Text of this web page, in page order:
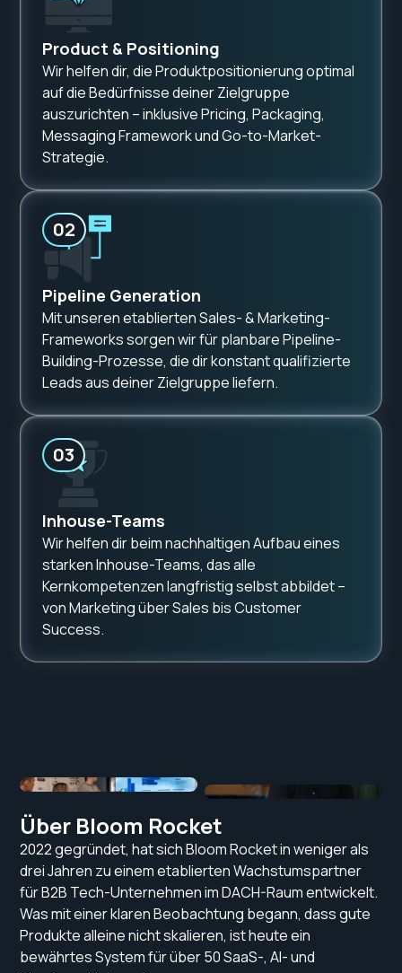
Product & Positioning
Wir helfen dir, die Produktpositionierung optimal
auf die Bedürfnisse deiner Zielgruppe
auszurichten – inklusive Pricing, Packaging,
Messaging Framework und Go-to-Market-
Strategie.
Pipeline Generation
Mit unseren etablierten Sales- & Marketing-
Frameworks sorgen wir für planbare Pipeline-
Building-Prozesse, die dir konstant qualifizierte
Leads aus deiner Zielgruppe liefern.
02
Inhouse-Teams
Wir helfen dir beim nachhaltigen Aufbau eines
starken Inhouse-Teams, das alle
Kernkompetenzen langfristig selbst abbildet –
von Marketing über Sales bis Customer
Success.
03
Über Bloom Rocket
2022 gegründet, hat sich Bloom Rocket in weniger als
drei Jahren zu einem etablierten Wachstumspartner
für B2B Tech-Unternehmen im DACH-Raum entwickelt.
Was mit einer klaren Beobachtung begann, dass gute
Produkte alleine nicht skalieren, ist heute ein
bewährtes System für über 50 SaaS-, AI- und